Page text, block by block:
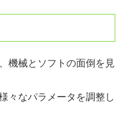
機械とソフトの面倒を見
々なパラメータを調整し